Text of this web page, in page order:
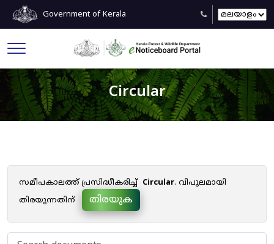
Government of Kerala
Circular
സമീപകാലത്ത് പ്രസിദ്ധീകരിച്ച് Circular. വിപുലമായി
തിരയുന്നതിന്
തിരയുക